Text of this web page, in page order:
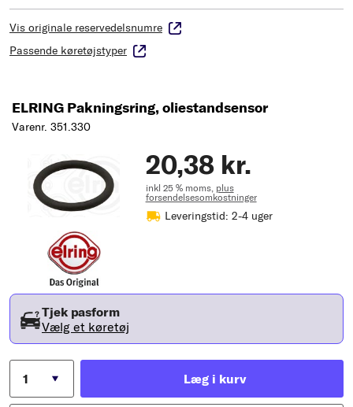
Vis originale reservedelsnumre
Passende køretøjstyper
ELRING Pakningsring, oliestandsensor
Varenr. 351.330
20,38 kr.
inkl 25 % moms, plus
forsendelsesomkostninger
Leveringstid: 2-4 uger
Tjek pasform
Vælg et køretøj
Læg i kurv